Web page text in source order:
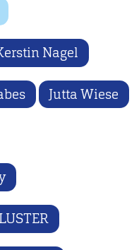
Nagel
Jutta Wiese